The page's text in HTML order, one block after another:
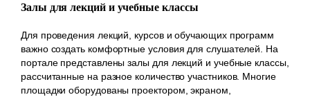
Залы для лекций и учебные классы
Для проведения лекций, курсов и обучающих программ
важно создать комфортные условия для слушателей. На
портале представлены залы для лекций и учебные классы,
рассчитанные на разное количество участников. Многие
площадки оборудованы проектором, экраном,